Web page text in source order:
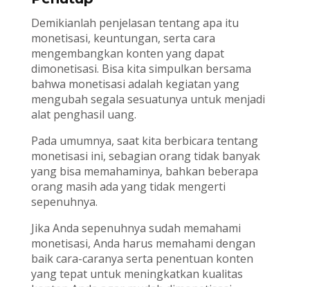
Demikianlah penjelasan tentang apa itu
monetisasi, keuntungan, serta cara
mengembangkan konten yang dapat
dimonetisasi. Bisa kita simpulkan bersama
bahwa monetisasi adalah kegiatan yang
mengubah segala sesuatunya untuk menjadi
alat penghasil uang.
Pada umumnya, saat kita berbicara tentang
monetisasi ini, sebagian orang tidak banyak
yang bisa memahaminya, bahkan beberapa
orang masih ada yang tidak mengerti
sepenuhnya.
Jika Anda sepenuhnya sudah memahami
monetisasi, Anda harus memahami dengan
baik cara-caranya serta penentuan konten
yang tepat untuk meningkatkan kualitas